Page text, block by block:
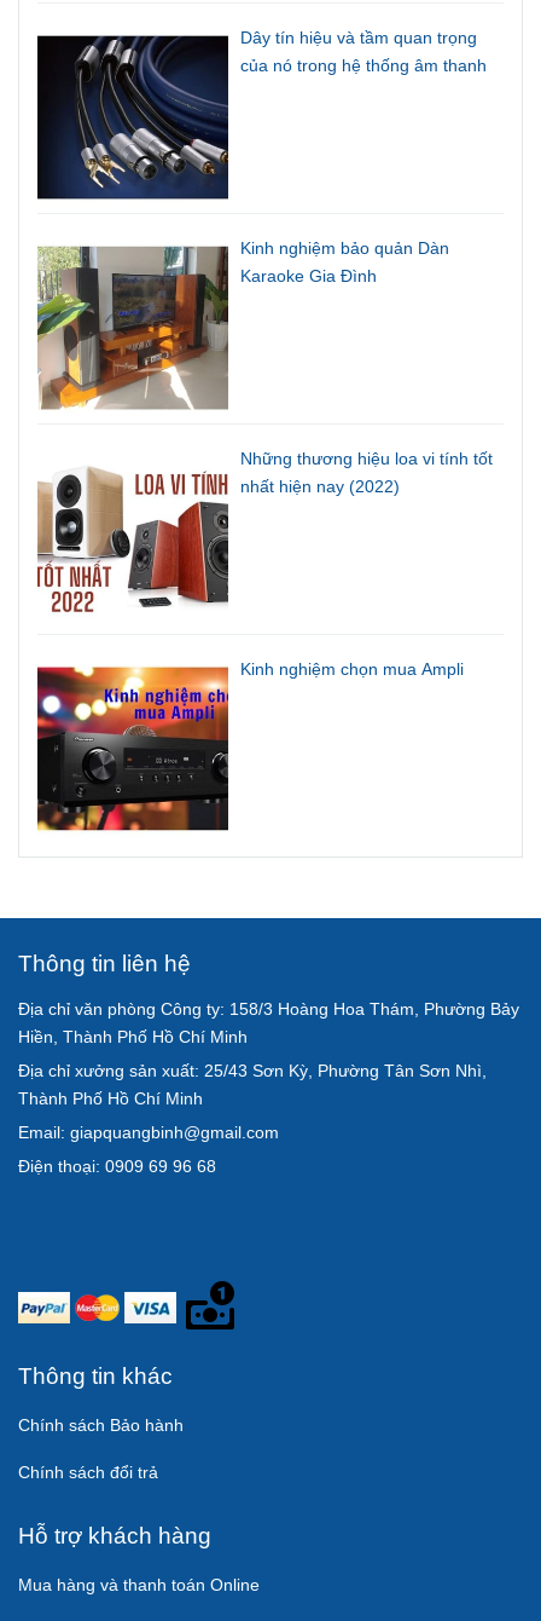
Dây tín hiệu và tầm quan trọng
của nó trong hệ thống âm thanh
Kinh nghiệm bảo quản Dàn
Karaoke Gia Đình
Những thương hiệu loa vi tính tốt
nhất hiện nay (2022)
Kinh nghiệm chọn mua Ampli
Thông tin liên hệ
Địa chỉ văn phòng Công ty: 158/3 Hoàng Hoa Thám, Phường Bảy
Hiền, Thành Phố Hồ Chí Minh
Địa chỉ xưởng sản xuất: 25/43 Sơn Kỳ, Phường Tân Sơn Nhì,
Thành Phố Hồ Chí Minh
Email: giapquangbinh@gmail.com
Điện thoại: 0909 69 96 68
Thông tin khác
Chính sách Bảo hành
Chính sách đổi trả
Hỗ trợ khách hàng
Mua hàng và thanh toán Online